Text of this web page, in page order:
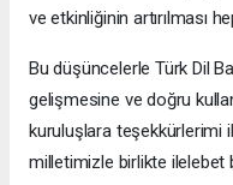
ve etkinliğinin artırılması
​Bu düşüncelerle Türk Dil
gelişmesine ve doğru
kuruluşlara teşekkürlerimi
milletimizle birlikte ilelebet